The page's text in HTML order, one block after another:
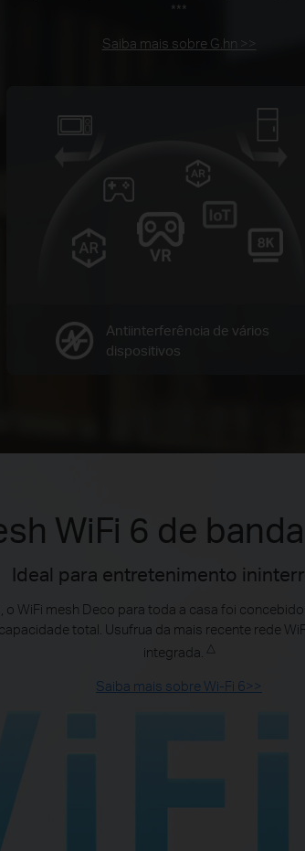
***
Saiba mais sobre G.hn >>
Antiinterferência de vários
dispositivos
WiFi 6 de
Ideal para entretenimento
o WiFi mesh Deco para toda a casa foi
total. Usufrua da mais recente rede
integrada. △
Saiba mais sobre Wi-Fi 6>>